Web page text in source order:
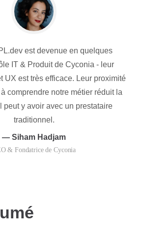
est devenue en quelques
IT & Produit de Cyconia - leur
UX est très efficace. Leur proximité
comprendre notre métier réduit la
peut y avoir avec un prestataire
traditionnel.
— Siham Hadjam
& Fondatrice de Cyconia